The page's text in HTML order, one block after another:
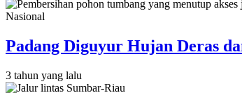
Nasional
Padang Diguyur Hujan Deras
3 tahun yang lalu